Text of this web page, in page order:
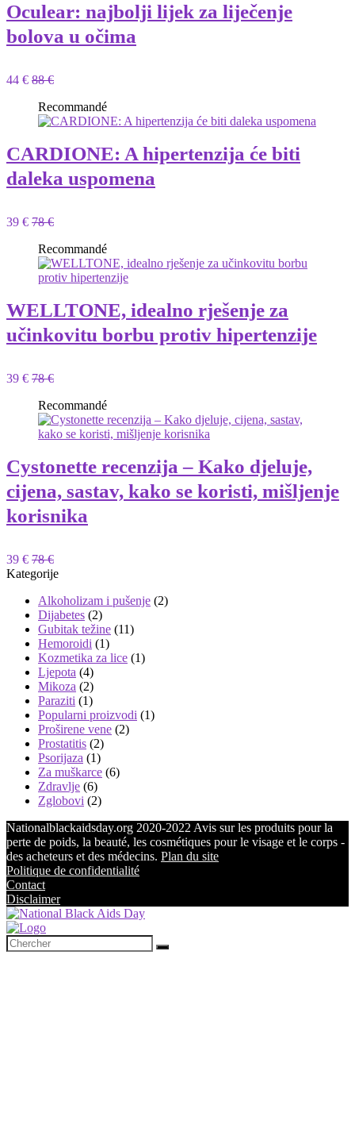
Oculear: najbolji lijek za liječenje
bolova u očima
44 € 88 €
Recommandé
CARDIONE: A hipertenzija će biti
daleka uspomena
39 € 78 €
Recommandé
WELLTONE, idealno rješenje za
učinkovitu borbu protiv hipertenzije
39 € 78 €
Recommandé
Cystonette recenzija – Kako djeluje,
cijena, sastav, kako se koristi, mišljenje
korisnika
39 € 78 €
Kategorije
Alkoholizam i pušenje (2)
Dijabetes (2)
Gubitak težine (11)
Hemoroidi (1)
Kozmetika za lice (1)
Ljepota (4)
Mikoza (2)
Paraziti (1)
Popularni proizvodi (1)
Proširene vene (2)
Prostatitis (2)
Psorijaza (1)
Za muškarce (6)
Zdravlje (6)
Zglobovi (2)
Nationalblackaidsday.org 2020-2022 Avis sur les produits pour la
perte de poids, la beauté, les cosmétiques pour le visage et le corps -
des acheteurs et des médecins. Plan du site
Politique de confidentialité
Contact
Disclaimer